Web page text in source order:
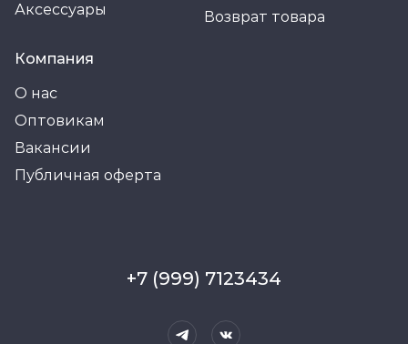
Аксессуары
Возврат товара
Компания
О нас
Оптовикам
Вакансии
Публичная оферта
+7 (999) 7123434